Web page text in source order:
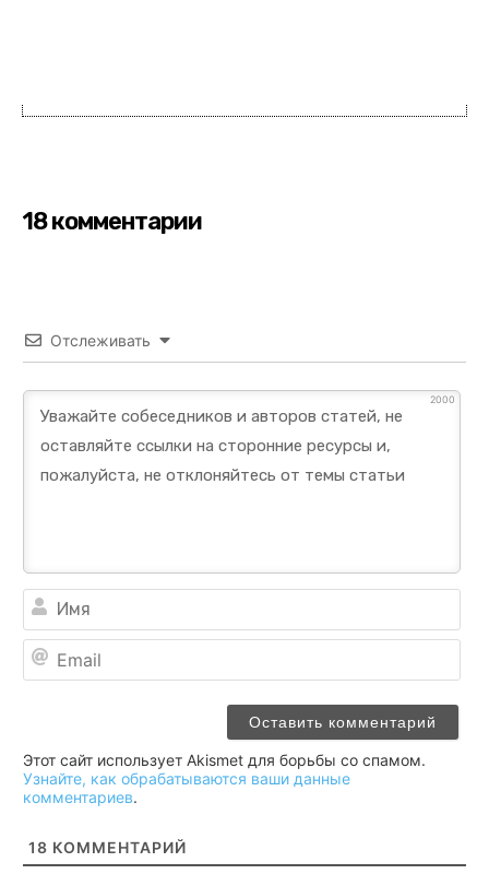
18 комментарии
Отслеживать
2000
Этот сайт использует Akismet для борьбы со спамом.
Узнайте, как обрабатываются ваши данные
комментариев.
18 КОММЕНТАРИЙ